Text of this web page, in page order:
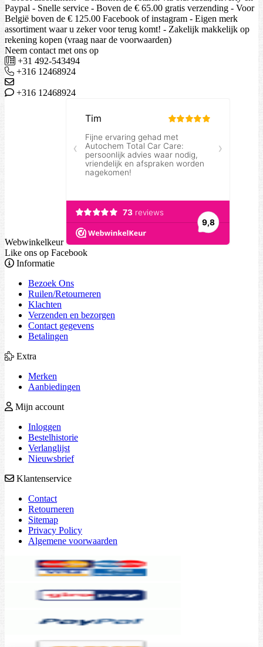
Paypal - Snelle service - Boven de € 65.00 gratis verzending - Voor
België boven de € 125.00 Facebook of instagram - Eigen merk
assortiment waar u zeker voor terug komt! - Zakelijk makkelijk op
rekening kopen (vraag naar de voorwaarden)
Neem contact met ons op
+31 492-543494
+316 12468924
+316 12468924
Webwinkelkeur
Like ons op Facebook
Informatie
Bezoek Ons
Ruilen/Retourneren
Klachten
Verzenden en bezorgen
Contact gegevens
Betalingen
Extra
Merken
Aanbiedingen
Mijn account
Inloggen
Bestelhistorie
Verlanglijst
Nieuwsbrief
Klantenservice
Contact
Retourneren
Sitemap
Privacy Policy
Algemene voorwaarden